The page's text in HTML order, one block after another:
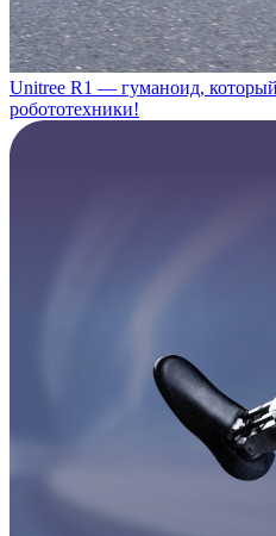
Unitree R1 — гуманоид,
робототехники!